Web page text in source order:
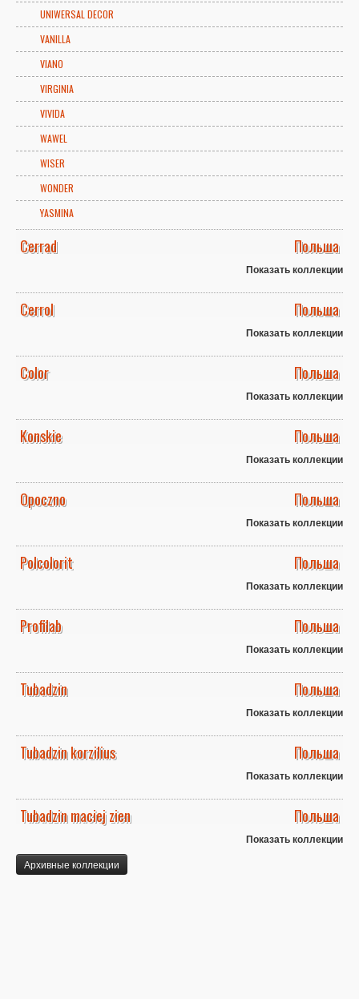
UNIWERSAL DECOR
VANILLA
VIANO
VIRGINIA
VIVIDA
WAWEL
WISER
WONDER
YASMINA
Cerrad Польша
Показать коллекции
Cerrol Польша
Показать коллекции
Color Польша
Показать коллекции
Konskie Польша
Показать коллекции
Opoczno Польша
Показать коллекции
Polcolorit Польша
Показать коллекции
Profilab Польша
Показать коллекции
Tubadzin Польша
Показать коллекции
Tubadzin korzilius Польша
Показать коллекции
Tubadzin maciej zien Польша
Показать коллекции
Архивные коллекции